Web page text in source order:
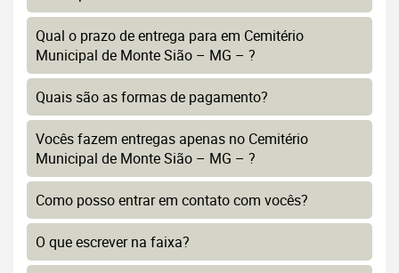
Qual o prazo de entrega para em Cemitério
Municipal de Monte Sião – MG – ?
Quais são as formas de pagamento?
Vocês fazem entregas apenas no Cemitério
Municipal de Monte Sião – MG – ?
Como posso entrar em contato com vocês?
O que escrever na faixa?